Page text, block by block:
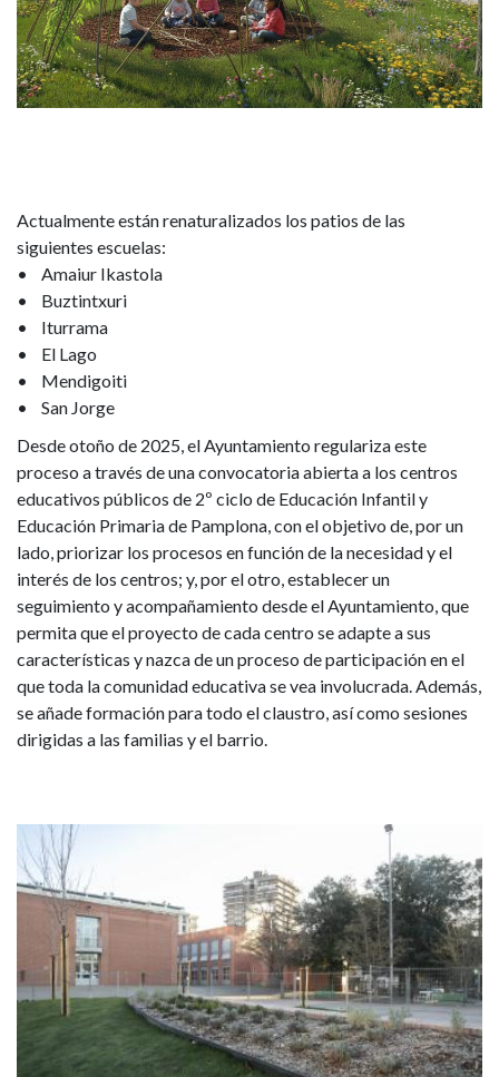
Actualmente están renaturalizados los patios de las
siguientes escuelas:
• Amaiur Ikastola
• Buztintxuri
• Iturrama
• El Lago
• Mendigoiti
• San Jorge
Desde otoño de 2025, el Ayuntamiento regulariza este
proceso a través de una convocatoria abierta a los centros
educativos públicos de 2º ciclo de Educación Infantil y
Educación Primaria de Pamplona, con el objetivo de, por un
lado, priorizar los procesos en función de la necesidad y el
interés de los centros; y, por el otro, establecer un
seguimiento y acompañamiento desde el Ayuntamiento, que
permita que el proyecto de cada centro se adapte a sus
características y nazca de un proceso de participación en el
que toda la comunidad educativa se vea involucrada. Además,
se añade formación para todo el claustro, así como sesiones
dirigidas a las familias y el barrio.
Imagen